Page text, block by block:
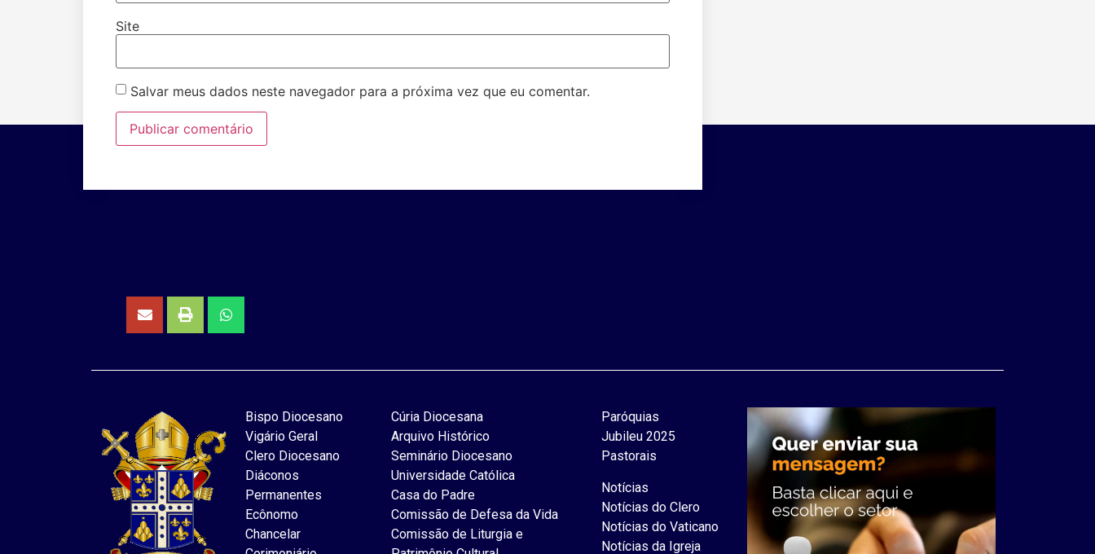
Site
Salvar meus dados neste navegador para a próxima vez que eu comentar.
Bispo Diocesano
Vigário Geral
Clero Diocesano
Diáconos
Permanentes
Ecônomo
Chancelar
Cúria Diocesana
Arquivo Histórico
Seminário Diocesano
Universidade Católica
Casa do Padre
Comissão de Defesa da Vida
Comissão de Liturgia e
Paróquias
Jubileu 2025
Pastorais
Notícias
Notícias do Clero
Notícias do Vaticano
Notícias da Igreja